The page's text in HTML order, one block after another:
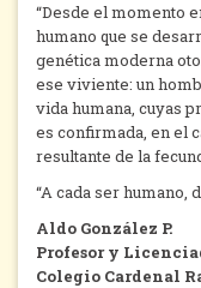
“Desde el momento
humano que se
genética moderna
ese viviente: un
vida humana, cuyas
es confirmada, en el
resultante de la
“A cada ser humano,
Aldo González P.
Profesor y
Colegio Cardenal